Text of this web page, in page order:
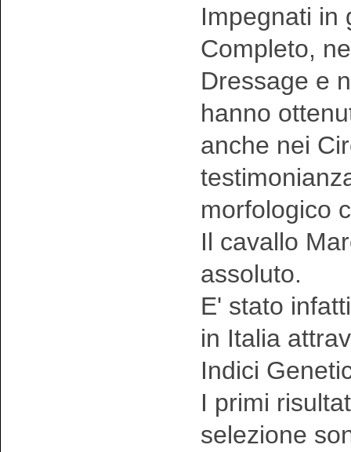
Impegnati in
Completo,
Dressage e
hanno
anche nei
morfologico
Il cavallo
assoluto.
E' stato
in Italia
Indici
I primi
selezione